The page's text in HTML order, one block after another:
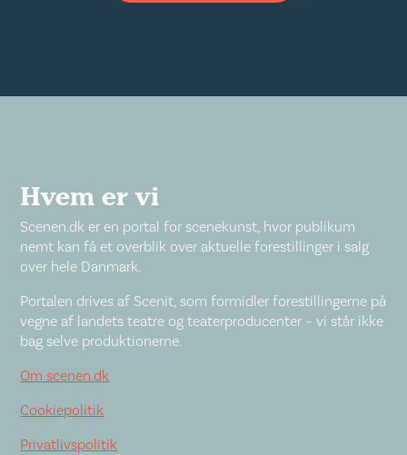
Hvem er vi
Scenen.dk er en portal for scenekunst, hvor publikum
nemt kan få et overblik over aktuelle forestillinger i salg
over hele Danmark.
Portalen drives af Scenit, som formidler forestillingerne på
vegne af landets teatre og teaterproducenter – vi står ikke
bag selve produktionerne.
Om scenen.dk
Cookiepolitik
Privatlivspolitik